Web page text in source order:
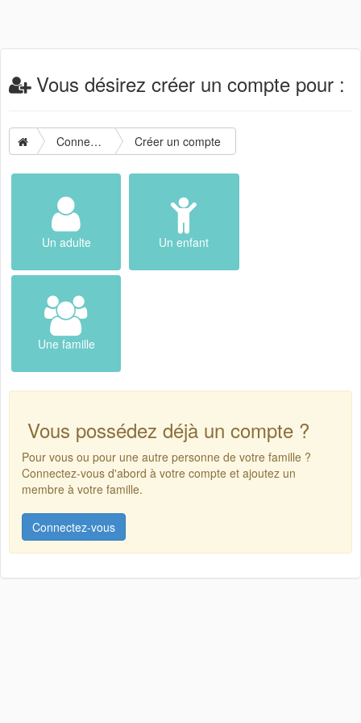
Vous désirez créer un compte pour :
Connexion Créer un compte
Un adulte Un enfant
Une famille
Vous possédez déjà un compte ?
Pour vous ou pour une autre personne de votre famille ?
Connectez-vous d'abord à votre compte et ajoutez un
membre à votre famille.
Connectez-vous